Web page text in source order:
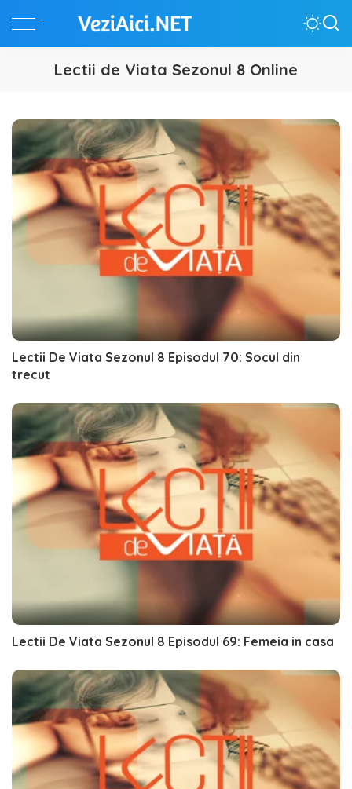
Lectii de Viata Sezonul 8 Online
Lectii De Viata Sezonul 8 Episodul 70: Socul din
trecut
Lectii De Viata Sezonul 8 Episodul 69: Femeia in casa